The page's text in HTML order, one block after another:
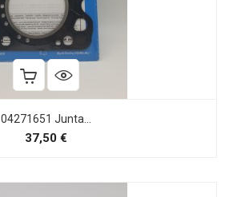
04271651 Junta...
37,50 €Precio